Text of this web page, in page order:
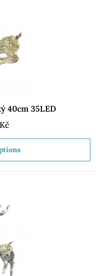
40cm 35LED
Kč